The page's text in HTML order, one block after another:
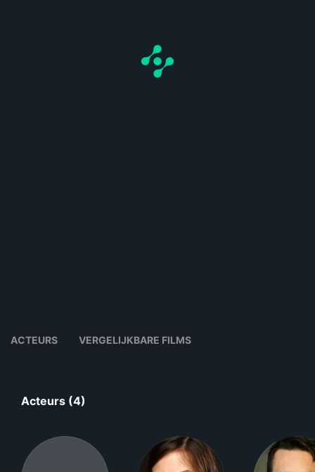
ACTEURS VERGELIJKBARE FILMS
Acteurs (4)